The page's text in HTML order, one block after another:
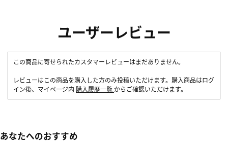
ユーザーレビュー
この商品に寄せられたカスタマーレビューはまだありません。
レビューはこの商品を購入した方のみ投稿いただけます。購入商品はログ
イン後、マイページ内 購入履歴一覧 からご確認いただけます。
あなたへのおすすめ